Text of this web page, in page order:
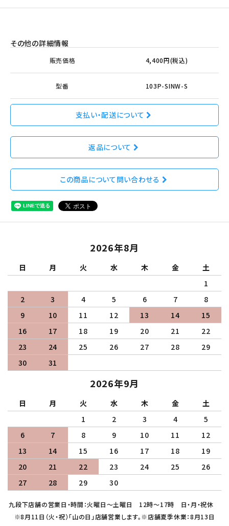
その他の詳細情報
販売価格 4,400円(税込)
型番 103P-SINW-S
支払い・配送について
返品について
この商品について問い合わせる
2026年8月
日 月 火 水 木 金
土
1
2
3 4 5 6 7
8
9
10 11 12 13 14
15
16
17 18 19 20 21
22
23
24 25 26 27 28
29
30
31
2026年9月
日 月 火 水 木 金
土
1
2 3 4
5
6
7 8 9 10 11
12
13
14 15 16 17 18
19
20
21 22 23 24 25
26
27
28 29 30
九段下店舗の営業日・時間：火曜日～土曜日 12時～17時 日・月・祝休
※8月11日（火・祝）「山の日」店舗営業します。※店舗夏季休業：8月13日